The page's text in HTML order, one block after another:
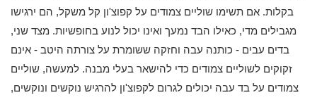
בקלות. אם תשימו שוליים צמודים על קפוצ'ון קל משקל, הם ירגישו
מגבילים מדי, כאילו הבד נמעך ואינו יכול לנוע בחופשיות. מצד שני,
בדים עבים - כותנה עבה וחזקה ששומרת על צורתה היטב - אינם
זקוקים לשוליים צמודים כדי להישאר בעלי מבנה. למעשה, שוליים
צמודים על בד עבה יכולים לגרום לקפוצ'ון להרגיש נוקשים ונוקשים,